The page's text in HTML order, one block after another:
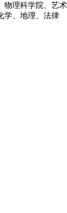
物理科学院、艺
学、地理、法律